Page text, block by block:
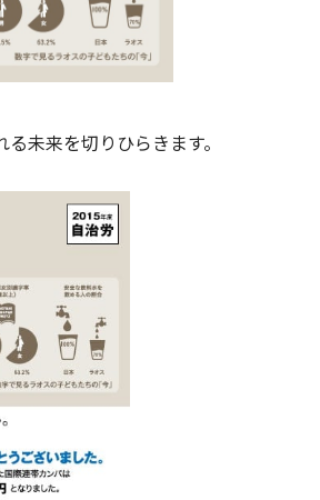
未来を切りひらきます。